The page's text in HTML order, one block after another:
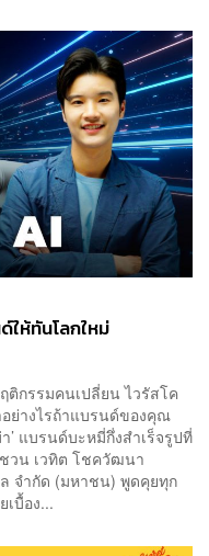
ให้ทันโลกใหม่
ติกรรมคนเปลี่ยน ไวรัสโค
ย่างไรถ้าแบรนด์ของคุณ
’ แบรนด์บะหมี่กึ่งสำเร็จรูปที่
วน เวทิต โชควัฒนา
จำกัด (มหาชน) พูดคุยทุก
บื้อง...